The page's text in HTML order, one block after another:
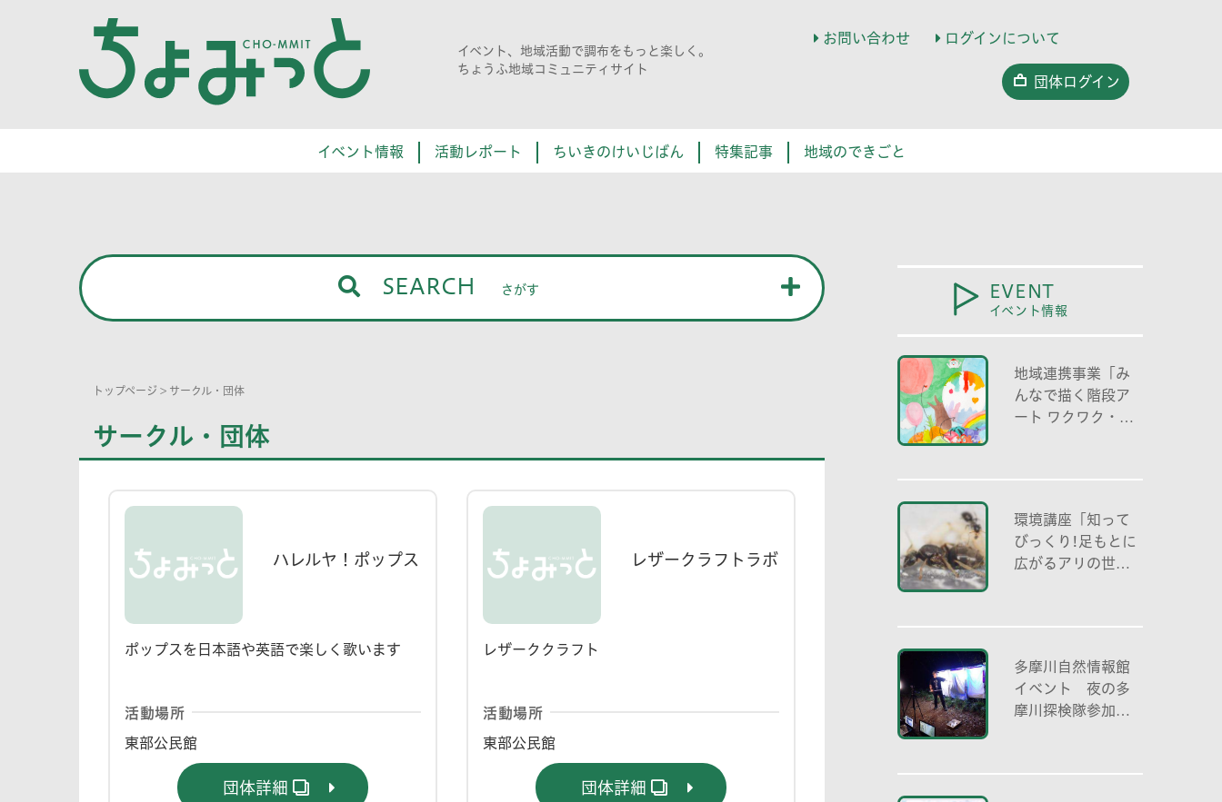
イベント、地域活動で調布をもっと楽しく。
ちょうふ地域コミュニティサイト
お問い合わせ ログインについて
団体ログイン
イベント情報 活動レポート ちいきのけいじばん 特集記事 地域のできごと
SEARCH さがす
トップページ > サークル・団体
サークル・団体
ハレルヤ！ポップス
ポップスを日本語や英語で楽しく歌います
活動場所
東部公民館
団体詳細
レザークラフトラボ
レザーククラフト
活動場所
東部公民館
団体詳細
EVENT
イベント情報
地域連携事業「み
んなで描く階段ア
ート ワクワク・自
環境講座「知って
びっくり!足もとに
広がるアリの世界
多摩川自然情報館
イベント 夜の多
摩川探検隊参加者